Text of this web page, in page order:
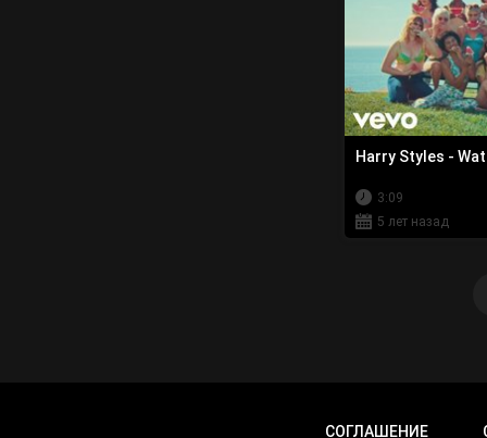
Harry Styles -
3:09
5 лет назад
СОГЛАШЕНИЕ